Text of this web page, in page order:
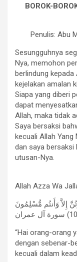
BOROK-
Penulis: Abu
Sesungguhnya
Nya, memohon
berlindung
kejelakan amalan
Siapa yang diberi
dapat
Allah, maka tidak
Saya bersaksi
kecuali Allah Yang
dan saya bersaksi
utusan-Nya.
Allah Azza Wa
إِلاَّ وَأَنتُم مُّسْلِمُونَ
“Hai orang-orang
dengan sebenar-
kecuali dalam